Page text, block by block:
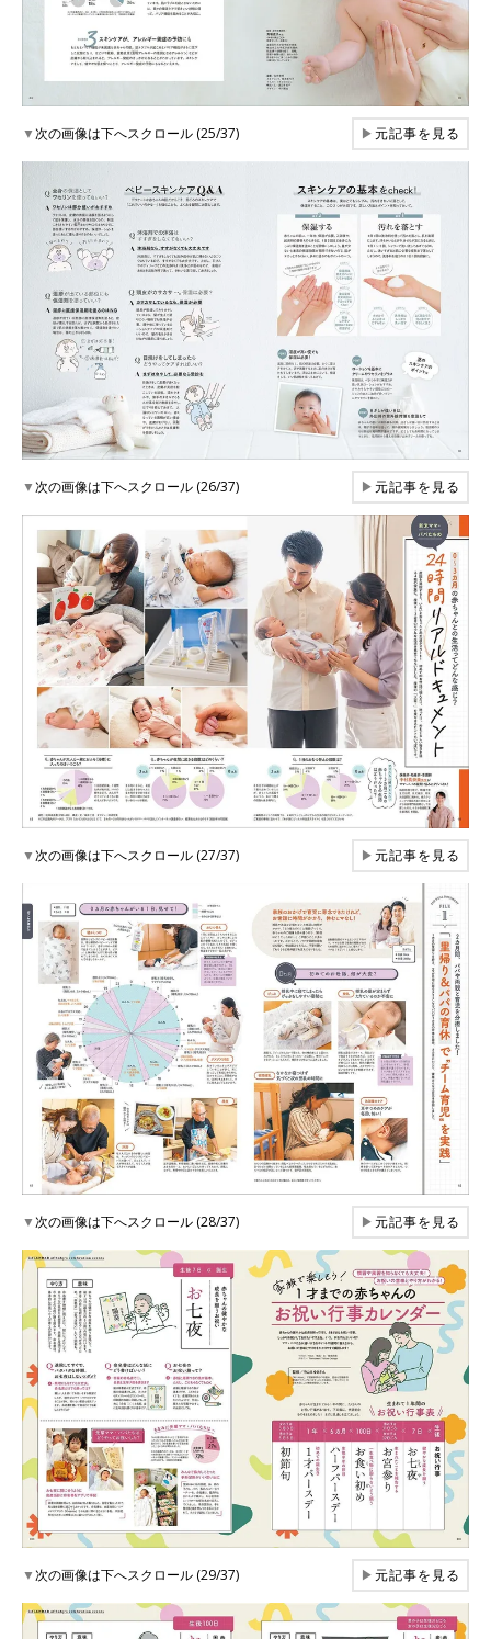
▼次の画像は下へスクロール (25/37) ▶元記事を見る
▼次の画像は下へスクロール (26/37) ▶元記事を見る
▼次の画像は下へスクロール (27/37) ▶元記事を見る
▼次の画像は下へスクロール (28/37) ▶元記事を見る
▼次の画像は下へスクロール (29/37) ▶元記事を見る